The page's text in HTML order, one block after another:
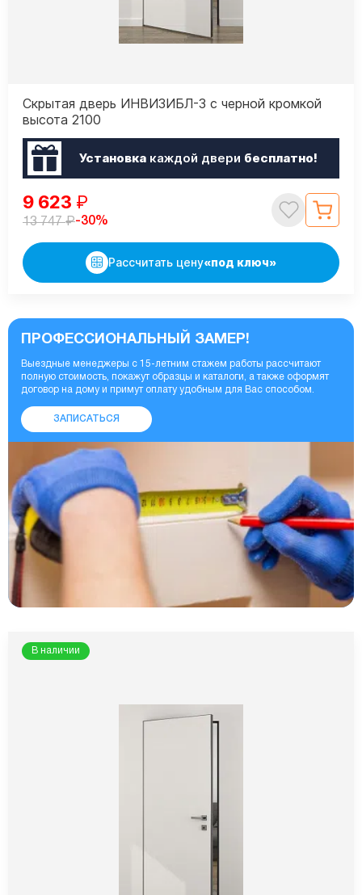
Скрытая дверь ИНВИЗИБЛ-3 с черной кромкой
высота 2100
Установкакаждой двери бесплатно!
9 623 ₽
13 747₽-30%
Рассчитать цену«под ключ»
ПРОФЕССИОНАЛЬНЫЙ ЗАМЕР!
Выездные менеджеры с 15-летним стажем работы рассчитают
полную стоимость, покажут образцы и каталоги, а также оформят
договор на дому и примут оплату удобным для Вас способом.
ЗАПИСАТЬСЯ
В наличии